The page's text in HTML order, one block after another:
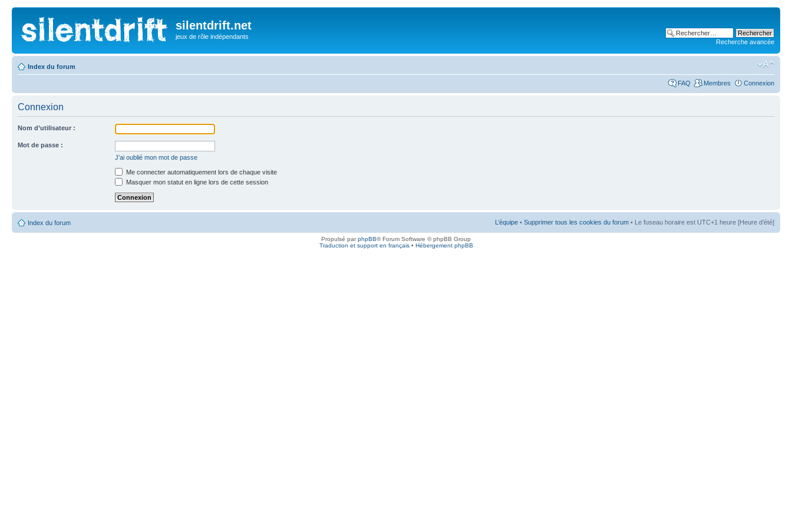
silentdrift.net
jeux de rôle indépendants
Recherche avancée
Index du forum
FAQ Membres Connexion
Connexion
Nom d’utilisateur :
Mot de passe :
J’ai oublié mon mot de passe
Me connecter automatiquement lors de chaque visite
Masquer mon statut en ligne lors de cette session
Index du forum L’équipe • Supprimer tous les cookies du forum • Le fuseau horaire est UTC+1 heure [Heure d’été]
Propulsé parphpBB® Forum Software © phpBB Group
Traduction et support en français• Hébergement phpBB